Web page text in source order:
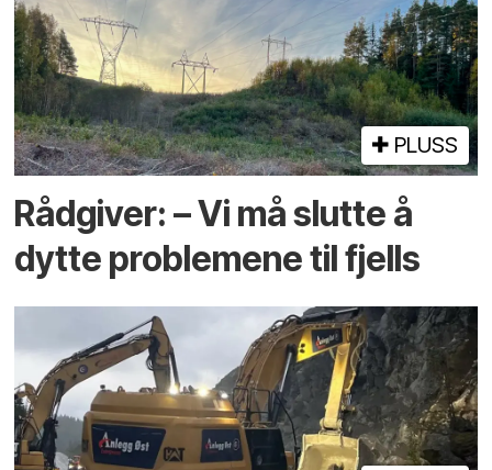
PLUSS
Rådgiver: – Vi må slutte å
dytte problemene til fjells